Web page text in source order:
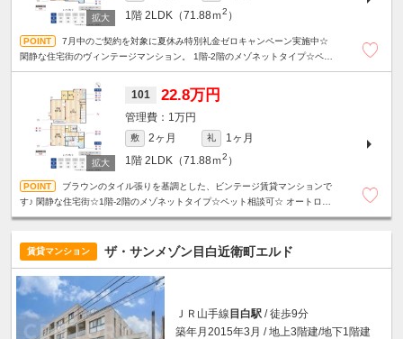
1階 2LDK（71.88ｍ2 ）
7月中のご契約を対象に夏休み特別礼金ゼロキャンペーン実施中☆
閑静な住宅街のヴィンテージマンション。 1階-2階のメゾネットタイプ☆ペッ
101 22.8万円
1万円
敷 2ヶ月 礼
1ヶ月
1階 2LDK（71.88ｍ2 ）
ブラウンのタイル張りを基調とした、ビンテージ賃貸マンションで
す♪ 閑静な住宅街☆1階-2階のメゾネットタイプ☆ペット相談可☆ オートロッ
賃貸マンション ザ・サンメゾン目白近衛町エルド
ＪＲ山手線目白駅 / 徒歩9分
築年月2015年3月 / 地上3階建/地下1階建